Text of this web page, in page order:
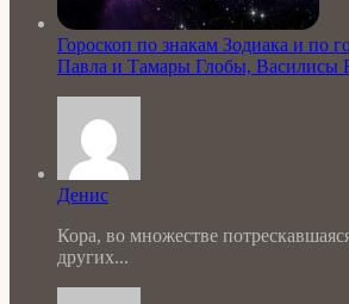
Гороскоп по знакам Зодиака и по
Павла и Тамары Глобы, Василисы
Денис
Кора, во множестве
других...